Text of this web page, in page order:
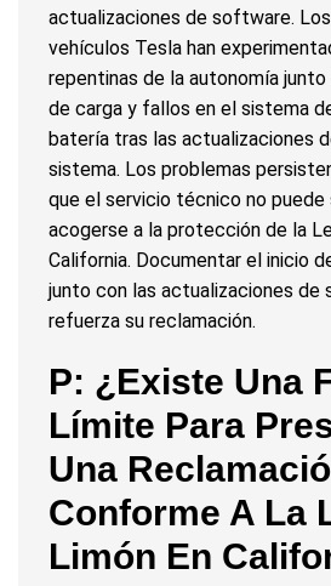
actualizaciones de software.
vehículos Tesla han
repentinas de la autonomía
de carga y fallos en el sistema
batería tras las actualizaciones
sistema. Los problemas
que el servicio técnico no puede
acogerse a la protección de la
California. Documentar el inicio
junto con las actualizaciones de
refuerza su reclamación.
P: ¿Existe Una
Límite Para
Una
Conforme A La
Limón En